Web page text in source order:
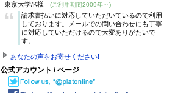
東京大学/K様 (ご利用期間2009年～)
“
請求書払いに対応していただいているので利用
しております。メールでの問い合わせにも丁寧
に対応していただけるので大変ありがたいで
す。
あなたの声をお寄せください!
公式アカウント / ページ